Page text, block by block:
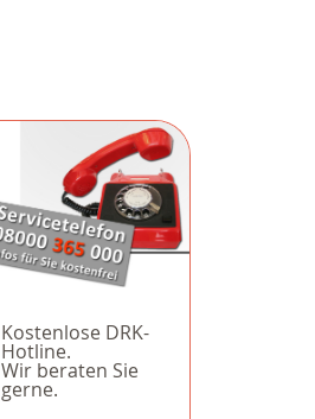
Kostenlose DRK-
Hotline.
Wir beraten Sie
gerne.